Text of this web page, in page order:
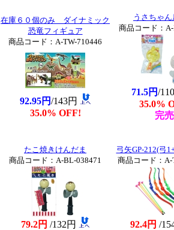
在庫６０個のみ ダイナミック
恐竜フィギュア
商品コード：A-TW-710446
92.95円/143円
35.0% OFF!
うさちゃ
商品コード：
71.5円/
35.0%
完売
たこ焼きけんだま
商品コード：A-BL-038471
79.2円 /132円
弓矢GP-212(弓
商品コード：A-
92.4円 /